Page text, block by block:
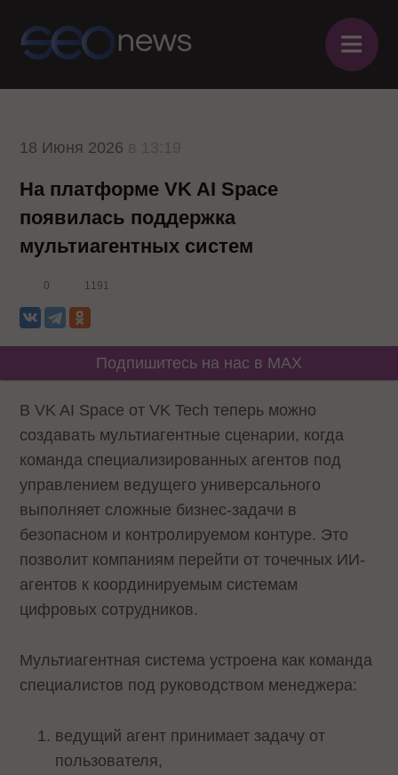
≡
18 Июня 2026
На платформе VK AI Space
появилась поддержка
мультиагентных систем
0 1191
Подпишитесь на нас в MAX
В VK AI Space от VK Tech теперь можно
создавать мультиагентные сценарии, когда
команда специализированных агентов под
управлением ведущего универсального
выполняет сложные бизнес-задачи в
безопасном и контролируемом контуре. Это
позволит компаниям перейти от точечных ИИ-
агентов к координируемым системам
цифровых сотрудников.
Мультиагентная система устроена как команда
специалистов под руководством менеджера:
ведущий агент принимает задачу от
пользователя,